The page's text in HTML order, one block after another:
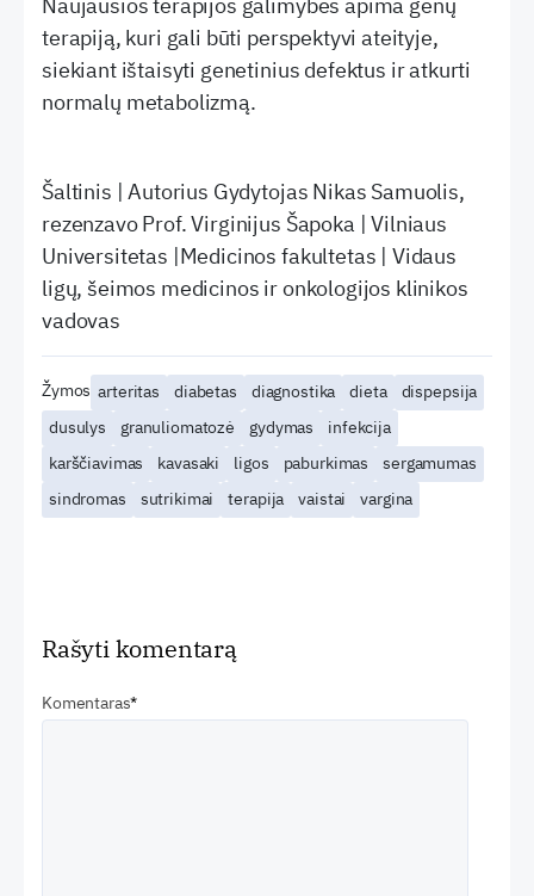
terapiją, kuri gali būti perspektyvi ateityje,
siekiant ištaisyti genetinius defektus ir atkurti
normalų metabolizmą.
Šaltinis | Autorius Gydytojas Nikas Samuolis,
rezenzavo Prof. Virginijus Šapoka | Vilniaus
Universitetas |Medicinos fakultetas | Vidaus
ligų, šeimos medicinos ir onkologijos klinikos
vadovas
Žymos arteritas diabetas diagnostika dieta
dispepsija
dusulys
granuliomatozė gydymas
infekcija
karščiavimas
kavasaki ligos paburkimas
sergamumas
sindromas
sutrikimai terapija vaistai vargina
Rašyti komentarą
Komentaras